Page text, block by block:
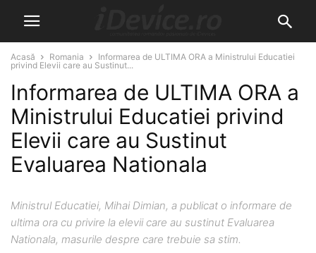
Acasă Romania
Informarea de ULTIMA ORA a Ministrului Educatiei
privind Elevii care au Sustinut...
Informarea de ULTIMA ORA a
Ministrului Educatiei privind
Elevii care au Sustinut
Evaluarea Nationala
Ministrul Educatiei, Mihai Dimian, a publicat o informare de
ultima ora cu privire la elevii care au sustinut Evaluarea
Nationala, masurile despre care trebuie sa stim.